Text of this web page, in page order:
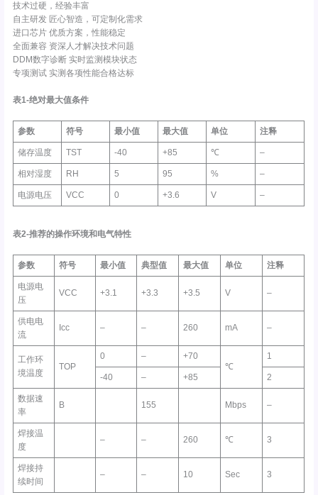
技术过硬，经验丰富
自主研发 匠心智造，可定制化需求
进口芯片 优质方案，性能稳定
全面兼容 资深人才解决技术问题
DDM数字诊断 实时监测模块状态
专项测试 实测各项性能合格达标
表1-绝对最大值条件
参数 符号 最小值 最大值 单位 注释
储存温度 TST -40 +85 ℃ –
相对湿度 RH 5 95 % –
电源电压 VCC 0 +3.6 V –
表2-推荐的操作环境和电气特性
参数 符号 最小值 典型值 最大值 单位 注释
电源电
压
VCC +3.1 +3.3 +3.5 V –
供电电
流
Icc – – 260 mA –
工作环
境温度
TOP
0 –
+70
℃
1
-40 – +85 2
数据速
率
B 155 Mbps –
焊接温
度
– – 260 ℃ 3
焊接持
续时间
– – 10 Sec 3